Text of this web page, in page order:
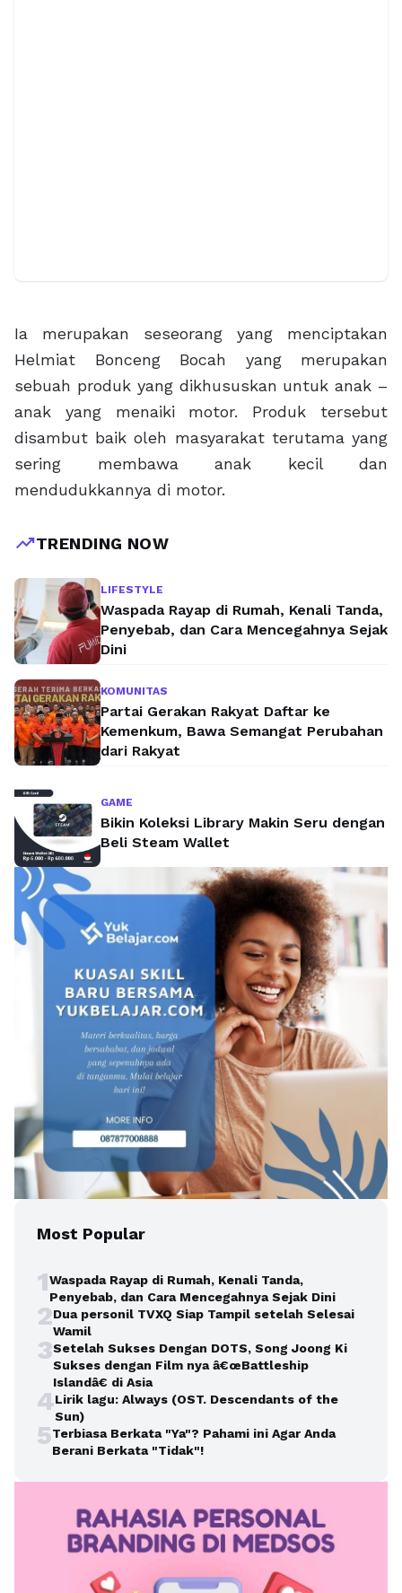
Ia merupakan seseorang yang menciptakan
Helmiat Bonceng Bocah yang merupakan
sebuah produk yang dikhususkan untuk anak –
anak yang menaiki motor. Produk tersebut
disambut baik oleh masyarakat terutama yang
sering membawa anak kecil dan
mendudukkannya di motor.
trending_upTRENDING NOW
LIFESTYLE
Waspada Rayap di Rumah, Kenali Tanda,
Penyebab, dan Cara Mencegahnya Sejak
Dini
KOMUNITAS
Partai Gerakan Rakyat Daftar ke
Kemenkum, Bawa Semangat Perubahan
dari Rakyat
GAME
Bikin Koleksi Library Makin Seru dengan
Beli Steam Wallet
Most Popular
1Waspada Rayap di Rumah, Kenali Tanda,
Penyebab, dan Cara Mencegahnya Sejak Dini
2Dua personil TVXQ Siap Tampil setelah Selesai
Wamil
3Setelah Sukses Dengan DOTS, Song Joong Ki
Sukses dengan Film nya â€œBattleship
Islandâ€ di Asia
4Lirik lagu: Always (OST. Descendants of the
Sun)
5Terbiasa Berkata "Ya"? Pahami ini Agar Anda
Berani Berkata "Tidak"!